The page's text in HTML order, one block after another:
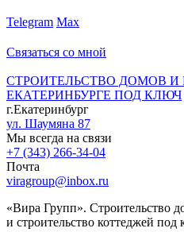
Telegram Max
Связаться со мной
СТРОИТЕЛЬСТВО ДОМОВ И
ЕКАТЕРИНБУРГЕ ПОД КЛЮЧ
г.Екатеринбург
ул. Шаумяна 87
Мы всегда на связи
+7 (343) 266-34-04
Почта
viragroup@inbox.ru
«Вира Групп». Строительство
и строительство коттеджей под